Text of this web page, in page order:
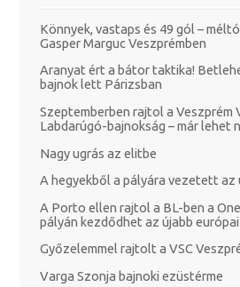
Könnyek, vastaps és 49 gól –
Gasper Marguc Veszprémben
Aranyat ért a bátor taktika!
bajnok lett Párizsban
Szeptemberben rajtol a Veszprém
Labdarúgó-bajnokság – már lehet
Nagy ugrás az elitbe
A hegyekből a pályára vezetett az
A Porto ellen rajtol a BL-ben a
pályán kezdődhet az újabb
Győzelemmel rajtolt a VSC
Varga Szonja bajnoki ezüstérme